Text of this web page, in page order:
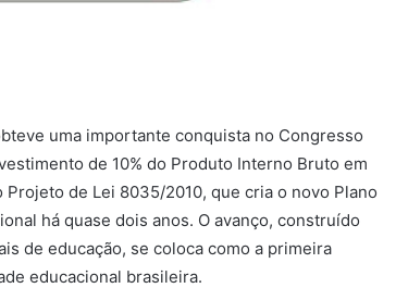
uma importante conquista no Congresso
de 10% do Produto Interno Bruto em
de Lei 8035/2010, que cria o novo Plano
há quase dois anos. O avanço, construído
de educação, se coloca como a primeira
educacional brasileira.